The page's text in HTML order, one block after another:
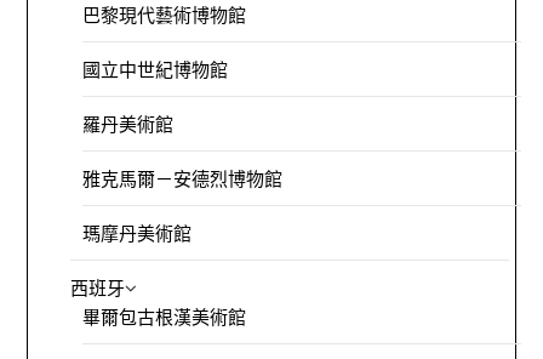
巴黎現代藝術博物館
國立中世紀博物館
羅丹美術館
雅克馬爾－安德烈博物館
瑪摩丹美術館
西班牙
畢爾包古根漢美術館